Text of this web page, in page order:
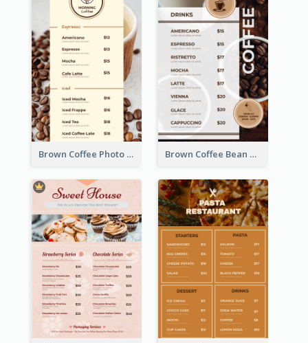
Brown Coffee Photo Coffee Shop Menu Brown Coffee Bean Background Café Menu